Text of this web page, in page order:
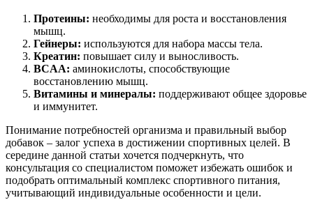
Протеины: необходимы для роста и восстановления
мышц.
Гейнеры: используются для набора массы тела.
Креатин: повышает силу и выносливость.
BCAA: аминокислоты, способствующие
восстановлению мышц.
Витамины и минералы: поддерживают общее здоровье
и иммунитет.
Понимание потребностей организма и правильный выбор
добавок – залог успеха в достижении спортивных целей. В
середине данной статьи хочется подчеркнуть, что
консультация со специалистом поможет избежать ошибок и
подобрать оптимальный комплекс спортивного питания,
учитывающий индивидуальные особенности и цели.